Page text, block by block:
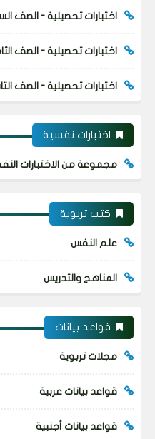
اختبارات تحصيلية - الصف
اختبارات تحصيلية - الصف
اختبارات تحصيلية - الصف
اختبارات نفسية
مجموعة من الاختبارات
كتب تربوية
علم النفس
المناهج والتدريس
قواعد بيانات
مجلات تربوية
قواعد بيانات عربية
قواعد بيانات أجنبية